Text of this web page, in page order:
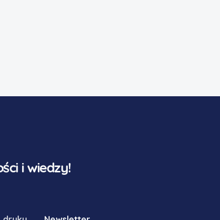
i wiedzy!